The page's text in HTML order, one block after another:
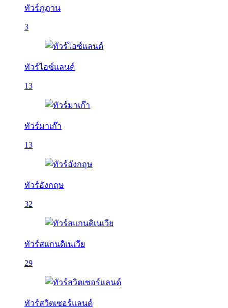
ทัวร์ภูฏาน
3
ทัวร์ไอซ์แลนด์
13
ทัวร์มาเก๊า
13
ทัวร์อังกฤษ
32
ทัวร์สแกนดิเนเวีย
29
ทัวร์สวิตเซอร์แลนด์